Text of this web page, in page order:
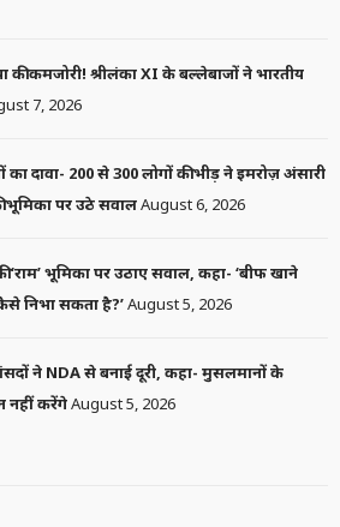
की कमजोरी! श्रीलंका XI के बल्लेबाजों ने भारतीय
7, 2026
का दावा- 200 से 300 लोगों की भीड़ ने इमरोज़ अंसारी
भूमिका पर उठे सवालAugust 6, 2026
‘राम’ भूमिका पर उठाए सवाल, कहा- ‘बीफ खाने
निभा सकता है?’August 5, 2026
ने NDA से बनाई दूरी, कहा- मुसलमानों के
नहीं करेंगेAugust 5, 2026